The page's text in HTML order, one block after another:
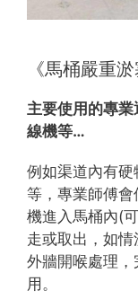
《馬桶嚴重淤
主要使用的專業
線機等…
例如渠道內有
等，專業師傅
機進入馬桶內(
走或取出，如
外牆開喉處理
用。